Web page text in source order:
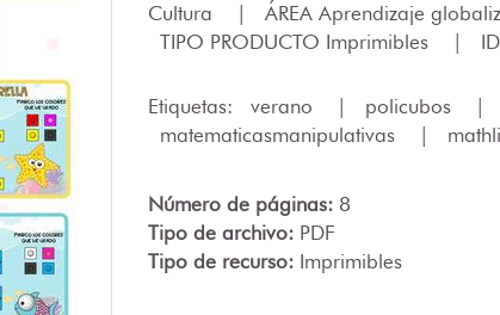
Cultura
ÁREA Aprendizaje
TIPO PRODUCTO Imprimibles
Etiquetas: verano policubos
matematicasmanipulativas
Número de páginas: 8
Tipo de archivo: PDF
Tipo de recurso: Imprimibles